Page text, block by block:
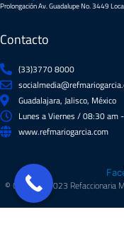
Prolongación Av. Guadalupe No. 3449
Contacto
(33)3770 8000
Guadalajara, Jalisco, México
Lunes a Viernes / 08:30 am
www.refmariogarcia.com
© Copyright 2023 Refaccionaria